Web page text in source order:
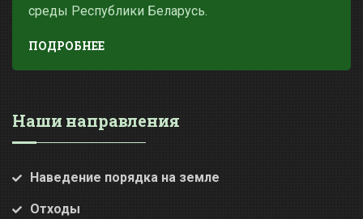
среды Республики Беларусь.
ПОДРОБНЕЕ
Наши направления
Наведение порядка на земле
Отходы